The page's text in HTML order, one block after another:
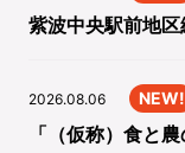
紫波中央駅前地
2026.08.06 NEW!
「（仮称）食と